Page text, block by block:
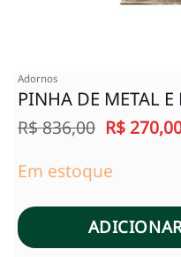
Adornos
PINHA DE METAL
R$836,00 O
era:
R$
Em estoque